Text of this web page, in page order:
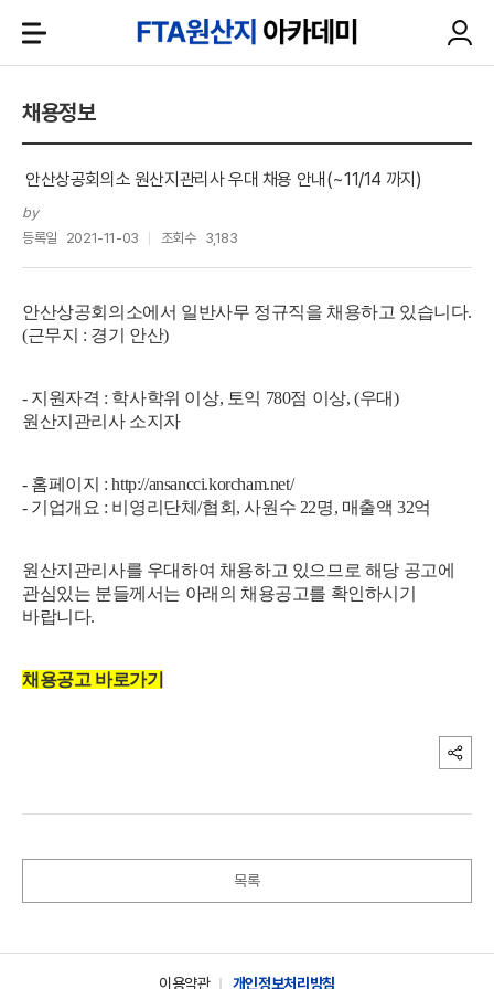
채용정보
안산상공회의소 원산지관리사 우대 채용 안내(~11/14 까지)
by
등록일
2021-11-03 조회수 3,183
안산상공회의소에서 일반사무 정규직을 채용하고 있습니다.
(근무지 : 경기 안산)
- 지원자격 : 학사학위 이상, 토익 780점 이상, (우대)
원산지관리사 소지자
- 홈페이지 :http://ansancci.korcham.net/
- 기업개요 : 비영리단체/협회, 사원수 22명, 매출액 32억
원산지관리사를 우대하여 채용하고 있으므로 해당 공고에
관심있는 분들께서는 아래의 채용공고를 확인하시기
바랍니다.
채용공고 바로가기
목록
이용약관 개인정보처리방침